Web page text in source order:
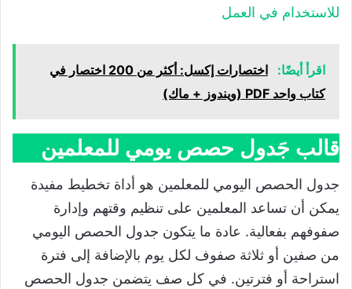
للاستخدام في العمل
اقرأ أيضًا:
اختصارات إكسل: أكثر من 200 اختصار في
كتاب واحد PDF (ويندوز + ماك)
قالب جَدول حصص يومي للمعلمين
جدول الحصص اليومي للمعلمين هو أداة تخطيط مفيدة
يمكن أن تساعد المعلمين على تنظيم وقتهم وإدارة
صفوفهم بفعالية. عادة ما يتكون جدول الحصص اليومي
من صفين أو ثلاثة صفوف لكل يوم بالإضافة إلى فترة
استراحة أو فترتين. في كل صف يتضمن جدول الحصص